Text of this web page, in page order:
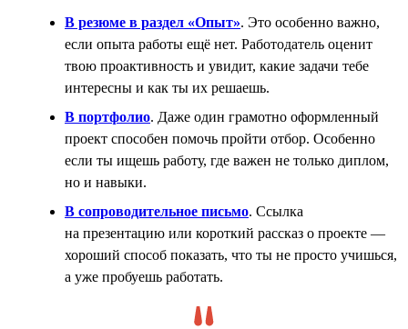
В резюме в раздел «Опыт». Это особенно важно,
если опыта работы ещё нет. Работодатель оценит
твою проактивность и увидит, какие задачи тебе
интересны и как ты их решаешь.
В портфолио. Даже один грамотно оформленный
проект способен помочь пройти отбор. Особенно
если ты ищешь работу, где важен не только диплом,
но и навыки.
В сопроводительное письмо. Ссылка
на презентацию или короткий рассказ о проекте —
хороший способ показать, что ты не просто учишься,
а уже пробуешь работать.